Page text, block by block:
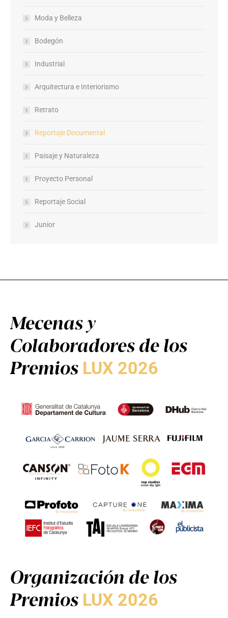
Moda y Belleza
Bodegón
Industrial
Arquitectura e Interiorismo
Retrato
Reportaje Documental
Paisaje y Naturaleza
Proyecto Personal
Reportaje Social
Junior
Mecenas y
Colaboradores de los
Premios LUX 2026
Organización de los
Premios LUX 2026